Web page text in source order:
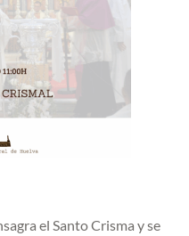
el Santo Crisma y se